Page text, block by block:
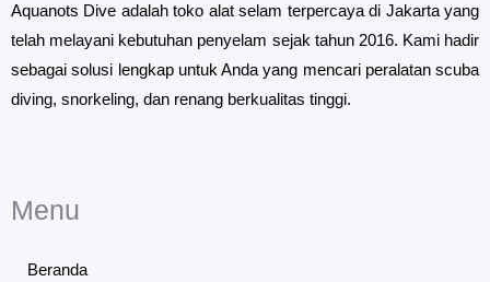
Aquanots Dive adalah toko alat selam terpercaya di Jakarta yang
telah melayani kebutuhan penyelam sejak tahun 2016. Kami hadir
sebagai solusi lengkap untuk Anda yang mencari peralatan scuba
diving, snorkeling, dan renang berkualitas tinggi.
Menu
Beranda